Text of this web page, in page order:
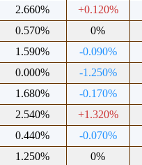
2.660% +0.120%
0.570% 0%
1.590% -0.090%
0.000% -1.250%
1.680% -0.170%
2.540% +1.320%
0.440% -0.070%
1.250% 0%